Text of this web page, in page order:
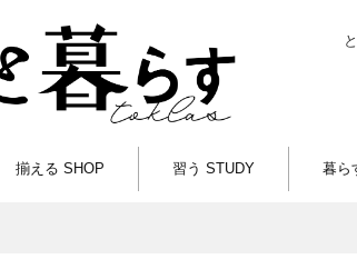
揃える SHOP 習う STUDY 暮ら